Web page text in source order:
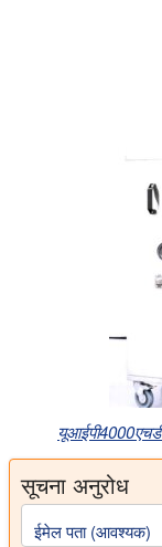
सूचना अनुरोध
ईमेल पता (आवश्यक)